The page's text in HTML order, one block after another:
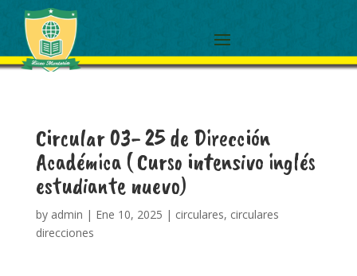
Circular 03- 25 de Dirección
Académica ( Curso intensivo inglés
estudiante nuevo)
by admin | Ene 10, 2025 | circulares, circulares
direcciones